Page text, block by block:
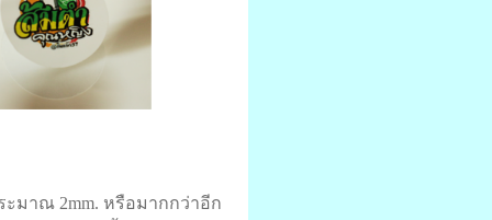
าณ 2mm. หรือมากกว่าอีก